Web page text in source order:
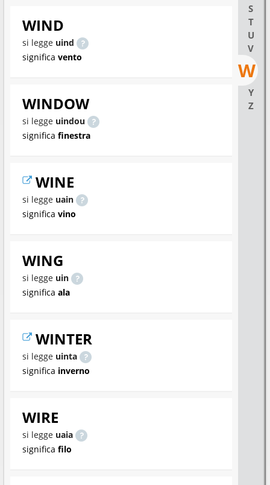
S
T
U
V
W
Y
Z
WIND
si legge uind
significa vento
WINDOW
si legge uindou
significa finestra
WINE
si legge uain
significa vino
WING
si legge uin
significa ala
WINTER
si legge uinta
significa inverno
WIRE
si legge uaia
significa filo